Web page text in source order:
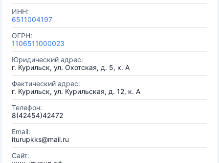
ИНН:
6511004197
ОГРН:
1106511000023
Юридический адрес:
г. Курильск, ул. Охотская, д. 5, к. А
Фактический адрес:
г. Курильск, ул. Курильская, д. 12, к. А
Телефон:
8(42454)42472
Email:
iturupkks@mail.ru
Сайт: